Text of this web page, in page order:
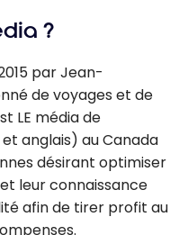
?
par Jean-
de voyages et de
LE média de
anglais) au Canada
désirant optimiser
leur connaissance
afin de tirer profit au